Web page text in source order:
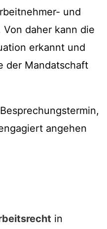
und
daher kann die
erkannt und
der Mandatschaft
angehen
in